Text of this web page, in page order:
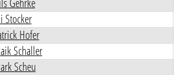
Gehrke
Stocker
Hofer
Schaller
Scheu